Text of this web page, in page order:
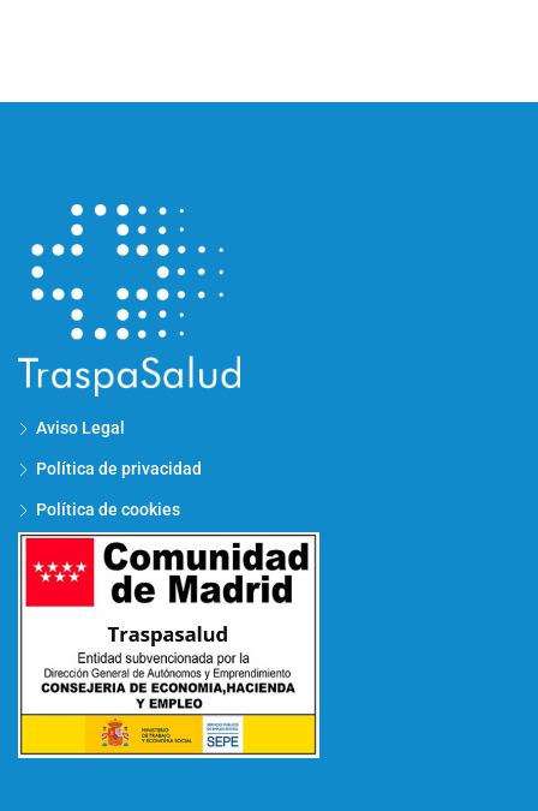
Aviso Legal
Política de privacidad
Política de cookies